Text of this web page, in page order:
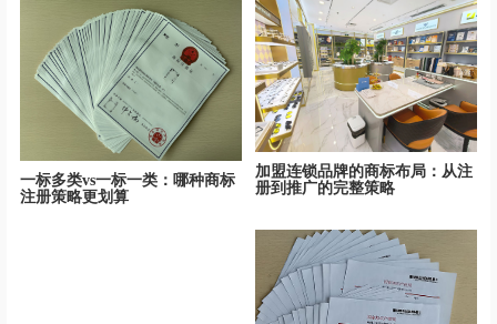
一标多类vs一标一类：哪种商标
注册策略更划算
加盟连锁品牌的商标布局：从注
册到推广的完整策略